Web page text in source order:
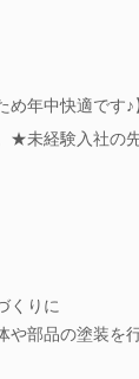
め年中快適で
★未経験入社の
くりに
部品の塗装を